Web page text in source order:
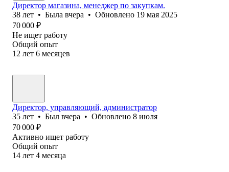
Директор магазина, менеджер по закупкам.
38 лет • Была вчера • Обновлено 19 мая 2025
70 000 ₽
Не ищет работу
Общий опыт
12 лет 6 месяцев
Директор, управляющий, администратор
35 лет • Был вчера • Обновлено 8 июля
70 000 ₽
Активно ищет работу
Общий опыт
14 лет 4 месяца